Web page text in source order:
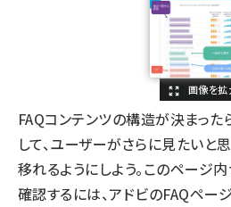
FAQコンテンツの構造が決まった
して、ユーザーがさらに見たいと
移れるようにしよう。このページ
確認するには、アドビのFAQページ